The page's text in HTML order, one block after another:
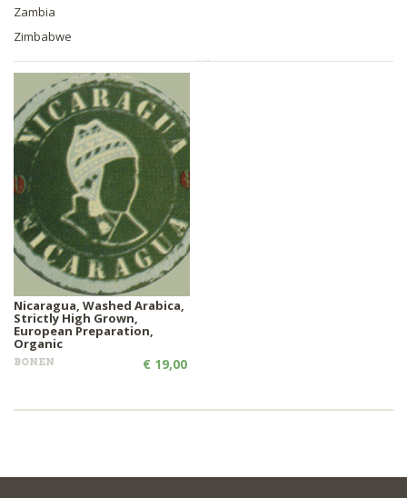
Zambia
Zimbabwe
Nicaragua, Washed Arabica,
Strictly High Grown,
European Preparation,
Organic
BONEN € 19,00